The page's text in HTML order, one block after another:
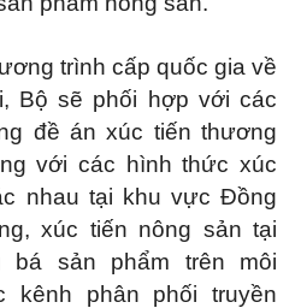
trình cấp quốc gia về
Bộ sẽ phối hợp với các
đề án xúc tiến thương
với các hình thức xúc
nhau tại khu vực Đồng
xúc tiến nông sản tại
bá sản phẩm trên môi
kênh phân phối truyền